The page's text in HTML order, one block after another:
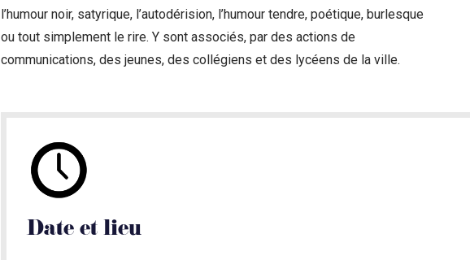
l’humour noir, satyrique, l’autodérision, l’humour tendre, poétique, burlesque
ou tout simplement le rire. Y sont associés, par des actions de
communications, des jeunes, des collégiens et des lycéens de la ville.
Date et lieu